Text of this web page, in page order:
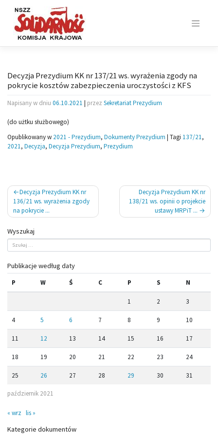
content
Decyzja Prezydium KK nr 137/21 ws. wyrażenia zgody na
pokrycie kosztów zabezpieczenia uroczystości z KFS
Napisany w dniu 06.10.2021 | przez Sekretariat Prezydium
(do użtku służbowego)
Opublikowany w 2021 - Prezydium, Dokumenty Prezydium | Tagi 137/21,
2021, Decyzja, Decyzja Prezydium, Prezydium
Nawigacja
wpisu
Decyzja Prezydium KK nr
136/21 ws. wyrażenia zgody
na pokrycie ...
Decyzja Prezydium KK nr
138/21 ws. opinii o projekcie
ustawy MRPiT ...
Wyszukaj
Publikacje według daty
październik 2021
P W Ś C P S N
1 2 3
4 5 6 7 8 9 10
11 12 13 14 15 16 17
18 19 20 21 22 23 24
25 26 27 28 29 30 31
« wrz lis »
Kategorie dokumentów